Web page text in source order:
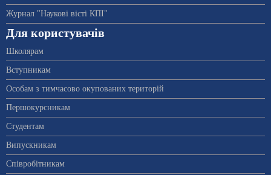
Журнал "Наукові вісті КПІ"
Для користувачів
Школярам
Вступникам
Особам з тимчасово окупованих територій
Першокурсникам
Студентам
Випускникам
Співробітникам